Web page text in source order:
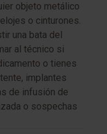
objeto metálico
o cinturones.
una bata del
al técnico si
o tienes
implantes
de infusión de
o sospechas